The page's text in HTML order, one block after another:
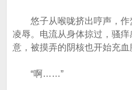
悠子从喉咙挤出哼声，作
凌辱。电流从身体掠过，骚
意，被摸弄的阴核也开始充血
“啊……”